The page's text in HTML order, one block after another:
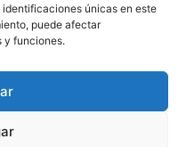
únicas en este
puede afectar
y funciones.